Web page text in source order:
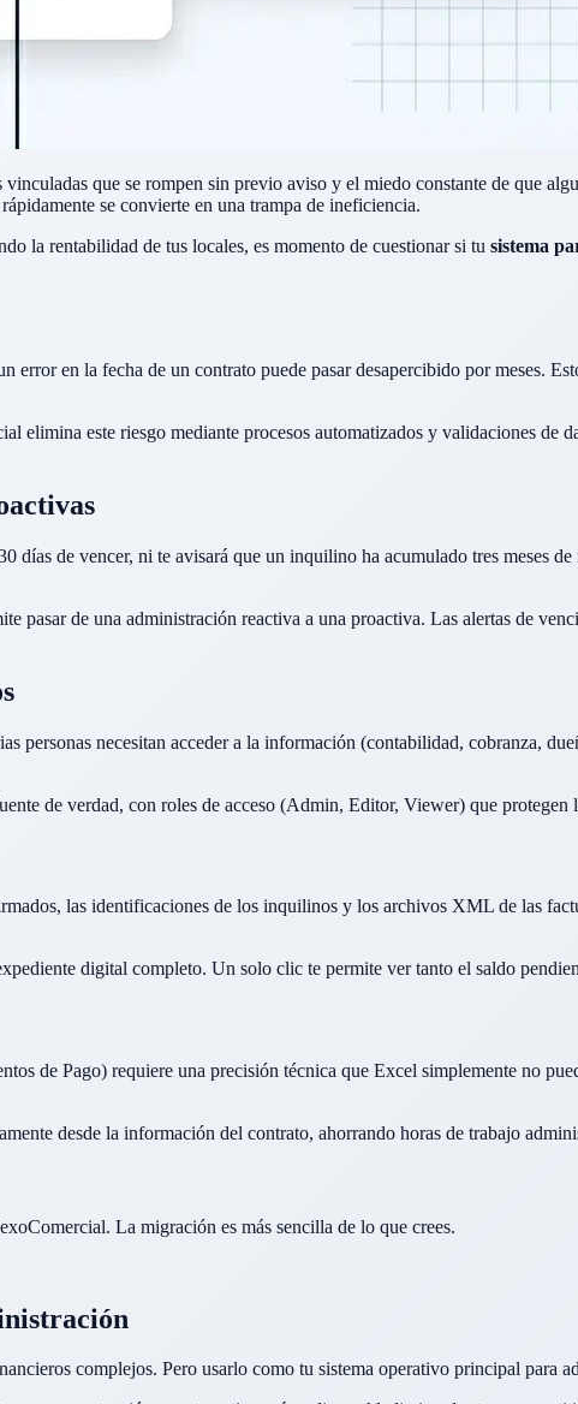
que se rompen sin previo aviso y el miedo constante de que
se convierte en una trampa de ineficiencia.
la rentabilidad de tus locales, es momento de cuestionar si tu sistema
en la fecha de un contrato puede pasar desapercibido por meses.
elimina este riesgo mediante procesos automatizados y validaciones de
días de vencer, ni te avisará que un inquilino ha acumulado tres meses
pasar de una administración reactiva a una proactiva. Las alertas de
necesitan acceder a la información (contabilidad, cobranza,
de verdad, con roles de acceso (Admin, Editor, Viewer) que protegen
las identificaciones de los inquilinos y los archivos XML de las
digital completo. Un solo clic te permite ver tanto el saldo
de Pago) requiere una precisión técnica que Excel simplemente no
desde la información del contrato, ahorrando horas de trabajo
La migración es más sencilla de lo que crees.
complejos. Pero usarlo como tu sistema operativo principal para